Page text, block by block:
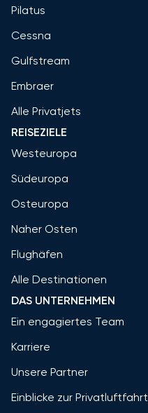
Pilatus
Cessna
Gulfstream
Embraer
Alle Privatjets
REISEZIELE
Westeuropa
Südeuropa
Osteuropa
Naher Osten
Flughäfen
Alle Destinationen
DAS UNTERNEHMEN
Ein engagiertes Team
Karriere
Unsere Partner
Einblicke zur Privatluftfahrt